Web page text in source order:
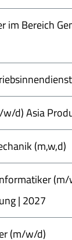
im Bereich
d) Asia
(m,w,d)
| 2027
(m/w/d)